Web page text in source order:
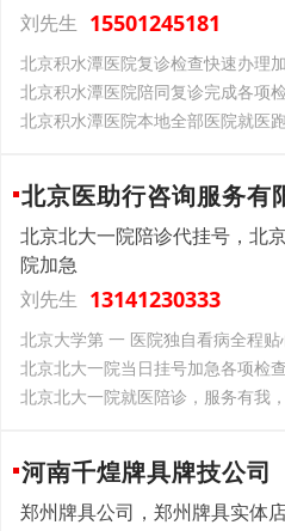
刘先生 15501245181
北京积水潭医院复诊检查快速办理
北京积水潭医院陪同复诊完成各项
北京积水潭医院本地全部医院就医
北京医助行咨询服务有
北京北大一院陪诊代挂号，北
院加急
刘先生 13141230333
北京大学第 一 医院独自看病全程
北京北大一院当日挂号加急各项检
北京北大一院就医陪诊，服务有我
河南千煌牌具牌技公司
郑州牌具公司，郑州牌具实体